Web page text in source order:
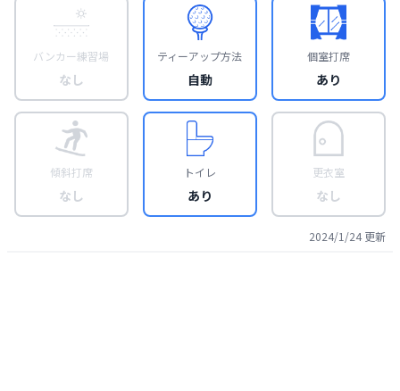
バンカー練習場
なし
ティーアップ方法
自動
個室打席
あり
傾斜打席
なし
トイレ
あり
更衣室
なし
2024/1/24 更新